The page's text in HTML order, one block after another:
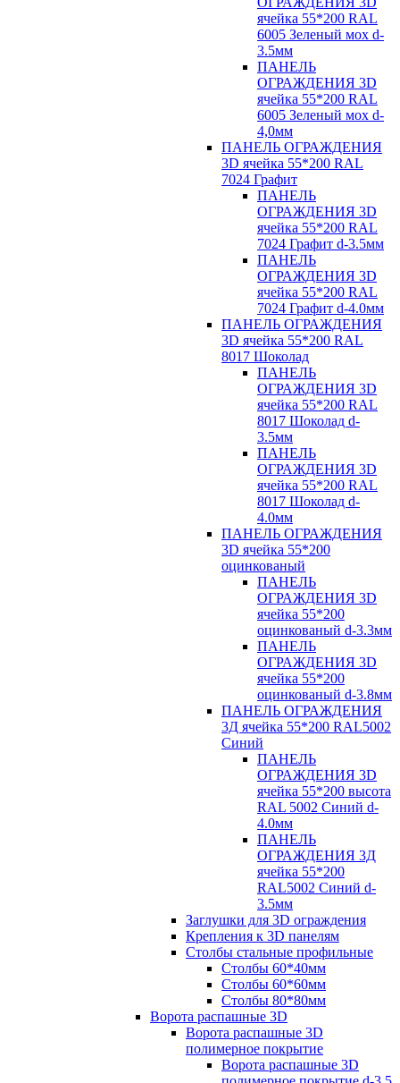
ячейка 55*200 RAL
6005 Зеленый мох d-
3.5мм
ПАНЕЛЬ
ОГРАЖДЕНИЯ 3D
ячейка 55*200 RAL
6005 Зеленый мох d-
4,0мм
ПАНЕЛЬ ОГРАЖДЕНИЯ
3D ячейка 55*200 RAL
7024 Графит
ПАНЕЛЬ
ОГРАЖДЕНИЯ 3D
ячейка 55*200 RAL
7024 Графит d-3.5мм
ПАНЕЛЬ
ОГРАЖДЕНИЯ 3D
ячейка 55*200 RAL
7024 Графит d-4.0мм
ПАНЕЛЬ ОГРАЖДЕНИЯ
3D ячейка 55*200 RAL
8017 Шоколад
ПАНЕЛЬ
ОГРАЖДЕНИЯ 3D
ячейка 55*200 RAL
8017 Шоколад d-
3.5мм
ПАНЕЛЬ
ОГРАЖДЕНИЯ 3D
ячейка 55*200 RAL
8017 Шоколад d-
4.0мм
ПАНЕЛЬ ОГРАЖДЕНИЯ
3D ячейка 55*200
оцинкованый
ПАНЕЛЬ
ОГРАЖДЕНИЯ 3D
ячейка 55*200
оцинкованый d-3.3мм
ПАНЕЛЬ
ОГРАЖДЕНИЯ 3D
ячейка 55*200
оцинкованый d-3.8мм
ПАНЕЛЬ ОГРАЖДЕНИЯ
3Д ячейка 55*200 RAL5002
Синий
ПАНЕЛЬ
ОГРАЖДЕНИЯ 3D
ячейка 55*200 высота
RAL 5002 Синий d-
4.0мм
ПАНЕЛЬ
ОГРАЖДЕНИЯ 3Д
ячейка 55*200
RAL5002 Синий d-
3.5мм
Заглушки для 3D ограждения
Крепления к 3D панелям
Столбы стальные профильные
Столбы 60*40мм
Столбы 60*60мм
Столбы 80*80мм
Ворота распашные 3D
Ворота распашные 3D
полимерное покрытие
Ворота распашные 3D